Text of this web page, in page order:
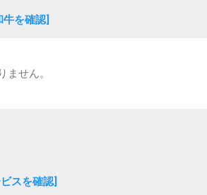
牛を確認]
ません。
スを確認]